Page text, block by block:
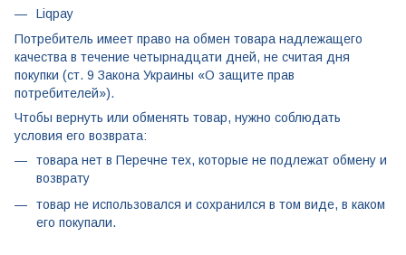
Liqpay
Потребитель имеет право на обмен товара надлежащего
качества в течение четырнадцати дней, не считая дня
покупки (ст. 9 Закона Украины «О защите прав
потребителей»).
Чтобы вернуть или обменять товар, нужно соблюдать
условия его возврата:
товара нет в Перечне тех, которые не подлежат обмену и
возврату
товар не использовался и сохранился в том виде, в каком
его покупали.